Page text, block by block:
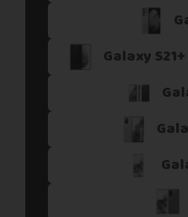
Si vous ne trouvez
Vous pouvezGalaxy S21+